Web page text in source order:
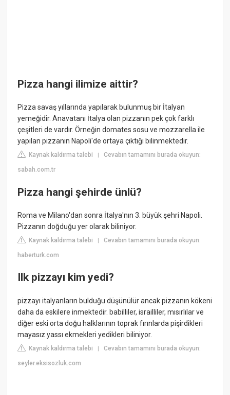
Pizza hangi ilimize aittir?
Pizza savaş yıllarında yapılarak bulunmuş bir İtalyan
yemeğidir. Anavatanı İtalya olan pizzanın pek çok farklı
çeşitleri de vardır. Örneğin domates sosu ve mozzarella ile
yapılan pizzanın Napoli'de ortaya çıktığı bilinmektedir.
Kaynak kaldırma talebi |Cevabın tamamını burada okuyun:
sabah.com.tr
Pizza hangi şehirde ünlü?
Roma ve Milano'dan sonra İtalya'nın 3. büyük şehri Napoli.
Pizzanın doğduğu yer olarak biliniyor.
Kaynak kaldırma talebi |Cevabın tamamını burada okuyun:
haberturk.com
Ilk pizzayı kim yedi?
pizzayı italyanların bulduğu düşünülür ancak pizzanın kökeni
daha da eskilere inmektedir. babilliler, israilliler, mısırlılar ve
diğer eski orta doğu halklarının toprak fırınlarda pişirdikleri
mayasız yassı ekmekleri yedikleri biliniyor.
Kaynak kaldırma talebi |Cevabın tamamını burada okuyun:
seyler.eksisozluk.com